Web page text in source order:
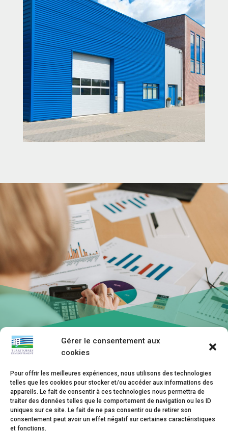
Gérer le consentement aux
cookies
Pour offrir les meilleures expériences, nous utilisons des technologies
telles que les cookies pour stocker et/ou accéder aux informations des
appareils. Le fait de consentir à ces technologies nous permettra de
traiter des données telles que le comportement de navigation ou les ID
uniques sur ce site. Le fait de ne pas consentir ou de retirer son
consentement peut avoir un effet négatif sur certaines caractéristiques
et fonctions.
02 54 58 11 11